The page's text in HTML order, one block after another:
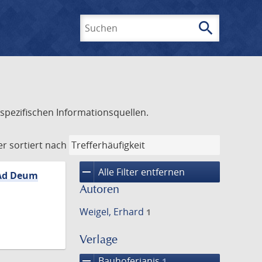
search
Informationsquellen.
sortiert nach
remove Alle Filter entfernen
Autoren
Weigel, Erhard 1
Verlage
Deum